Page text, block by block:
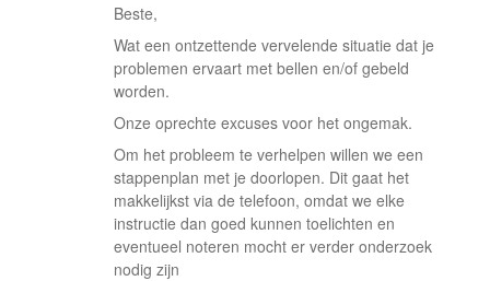
Beste,
Wat een ontzettende vervelende situatie dat je
problemen ervaart met bellen en/of gebeld
worden.
Onze oprechte excuses voor het ongemak.
Om het probleem te verhelpen willen we een
stappenplan met je doorlopen. Dit gaat het
makkelijkst via de telefoon, omdat we elke
instructie dan goed kunnen toelichten en
eventueel noteren mocht er verder onderzoek
nodig zijn